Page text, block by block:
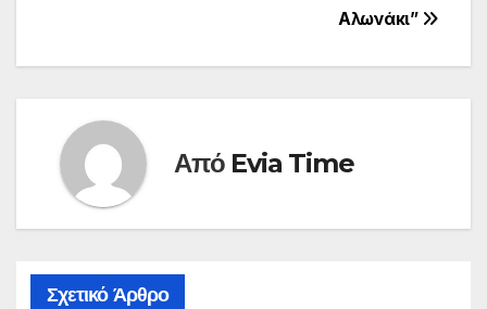
Αλωνάκι”
Από Evia Time
Σχετικό Άρθρο